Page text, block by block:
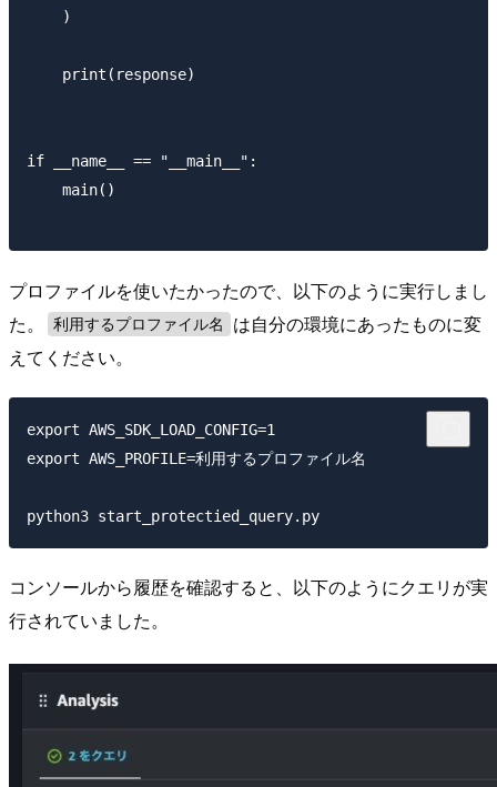
    )
    print(response)
if __name__ == "__main__":
    main()
プロファイルを使いたかったので、以下のように実行しまし
た。
利用するプロファイル名
は自分の環境にあったものに変
えてください。
export AWS_SDK_LOAD_CONFIG=1
export AWS_PROFILE=利用するプロファイル名
コンソールから履歴を確認すると、以下のようにクエリが実
行されていました。